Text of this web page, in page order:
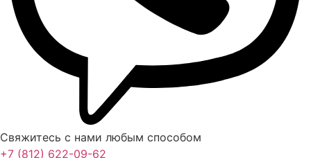
Свяжитесь с нами любым способом
+7 (812) 622-09-62